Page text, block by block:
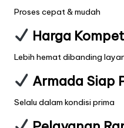
Proses cepat & mudah
Harga
Lebih hemat dibanding
Armada Siap
Selalu dalam kondisi prima